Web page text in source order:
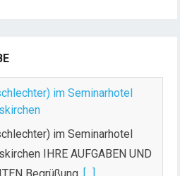
im Seminarhotel
im Seminarhotel
IHRE AUFGABEN UND